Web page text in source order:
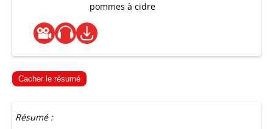
pommes à cidre
Cacher le résumé
Résumé :